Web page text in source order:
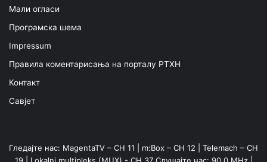
Мали огласи
Програмска шема
Impressum
Правила коментарисања на порталу РТХН
Контакт
Савјет
Гледајте нас: MagentaTV – CH 11 | m:Box – CH 12 | Telemach – CH